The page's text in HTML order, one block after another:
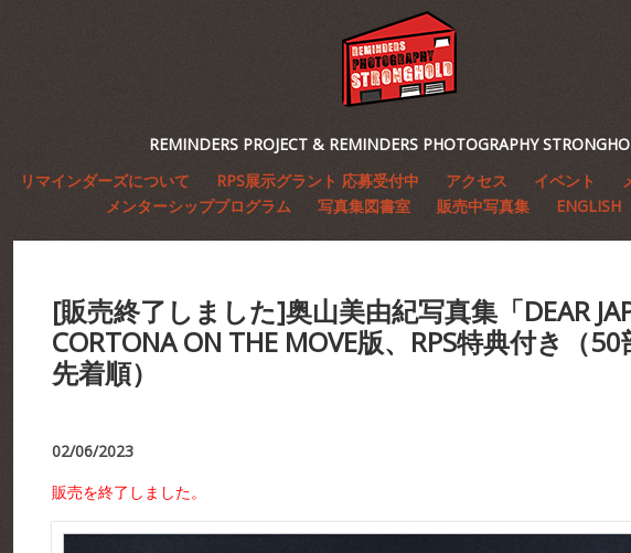
REMINDERS PROJECT & REMINDERS PHOTOGRAPHY
リマインダーズについて
RPS展示グラント 応募受付中 アクセス イベント
メンターシッププログラム
写真集図書室 販売中写真集 ENGLISH
[販売終了しました]奥山美由紀写真集「DEAR
CORTONA ON THE MOVE版、RPS特典付き（50
先着順）
02/06/2023
販売を終了しました。